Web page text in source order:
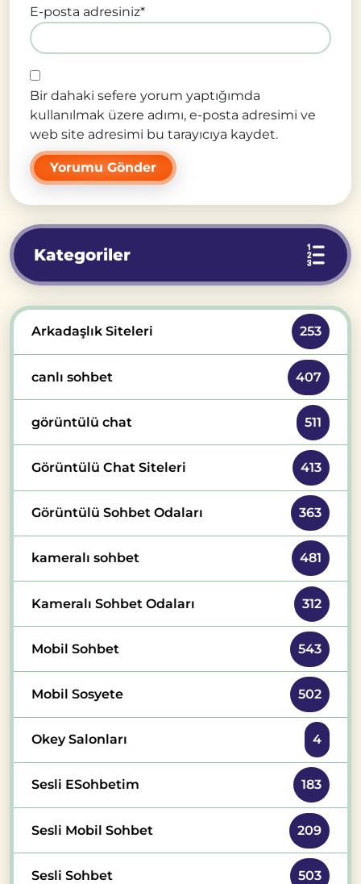
E-posta adresiniz*
Bir dahaki sefere yorum yaptığımda
kullanılmak üzere adımı, e-posta adresimi ve
web site adresimi bu tarayıcıya kaydet.
Kategoriler
Arkadaşlık Siteleri 253
canlı sohbet 407
görüntülü chat 511
Görüntülü Chat Siteleri 413
Görüntülü Sohbet Odaları 363
kameralı sohbet 481
Kameralı Sohbet Odaları 312
Mobil Sohbet 543
Mobil Sosyete 502
Okey Salonları 4
Sesli ESohbetim 183
Sesli Mobil Sohbet 209
Sesli Sohbet 503